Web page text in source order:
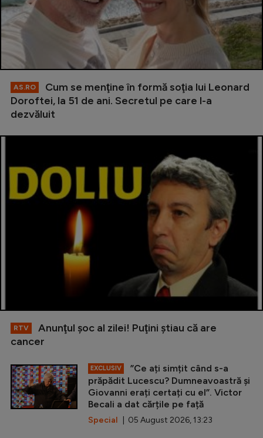
AS.RO
Cum se menţine în formă soţia lui Leonard
Doroftei, la 51 de ani. Secretul pe care l-a
dezvăluit
RTV
Anunţul şoc al zilei! Puţini ştiau că are
cancer
EXCLUSIV
”Ce ați simțit când s-a
prăpădit Lucescu? Dumneavoastră și
Giovanni erați certați cu el”. Victor
Becali a dat cărțile pe față
Special | 05 August 2026, 13:23